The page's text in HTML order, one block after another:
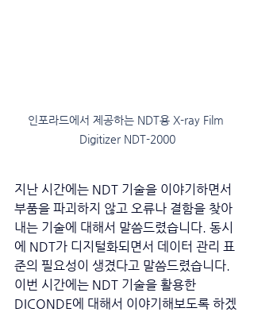
인포라드에서 제공하는 NDT용 X-ray Film
Digitizer NDT-2000
지난 시간에는 NDT 기술을 이야기하면서
부품을 파괴하지 않고 오류나 결함을 찾아
내는 기술에 대해서 말씀드렸습니다. 동시
에 NDT가 디지털화되면서 데이터 관리 표
준의 필요성이 생겼다고 말씀드렸습니다.
이번 시간에는 NDT 기술을 활용한
DICONDE에 대해서 이야기해보도록 하겠